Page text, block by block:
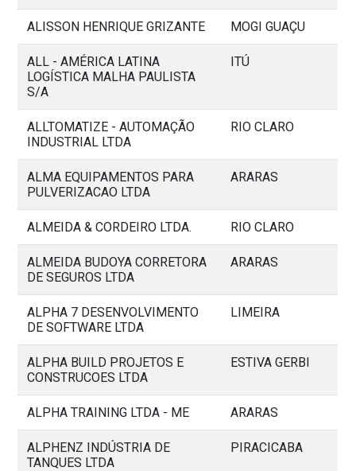
ALISSON HENRIQUE GRIZANTE MOGI GUAÇU
ALL - AMÉRICA LATINA
LOGÍSTICA MALHA PAULISTA
S/A
ITÚ
ALLTOMATIZE - AUTOMAÇÃO
INDUSTRIAL LTDA
RIO CLARO
ALMA EQUIPAMENTOS PARA
PULVERIZACAO LTDA
ARARAS
ALMEIDA & CORDEIRO LTDA. RIO CLARO
ALMEIDA BUDOYA CORRETORA
DE SEGUROS LTDA
ARARAS
ALPHA 7 DESENVOLVIMENTO
DE SOFTWARE LTDA
LIMEIRA
ALPHA BUILD PROJETOS E
CONSTRUCOES LTDA
ESTIVA GERBI
ALPHA TRAINING LTDA - ME ARARAS
ALPHENZ INDÚSTRIA DE
TANQUES LTDA
PIRACICABA